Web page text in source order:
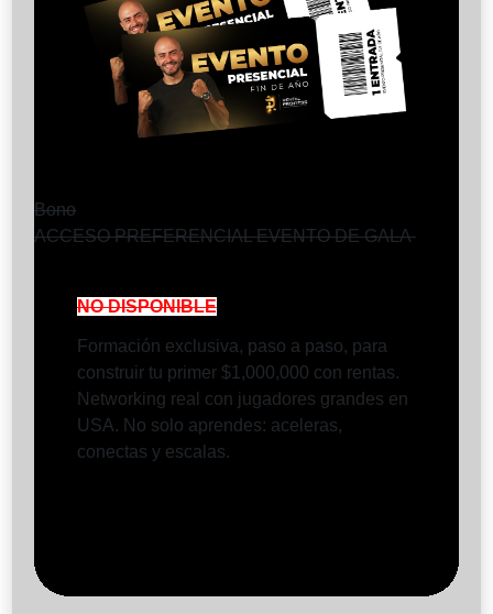
Bono
ACCESO PREFERENCIAL EVENTO DE GALA
NO DISPONIBLE
Formación exclusiva, paso a paso, para
construir tu primer $1,000,000 con rentas.
Networking real con jugadores grandes en
USA. No solo aprendes: aceleras,
conectas y escalas.